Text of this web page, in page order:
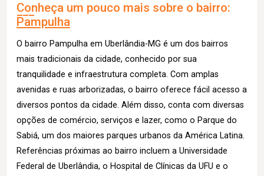
Conheça um pouco mais sobre o bairro:
Pampulha
O bairro Pampulha em Uberlândia-MG é um dos bairros
mais tradicionais da cidade, conhecido por sua
tranquilidade e infraestrutura completa. Com amplas
avenidas e ruas arborizadas, o bairro oferece fácil acesso a
diversos pontos da cidade. Além disso, conta com diversas
opções de comércio, serviços e lazer, como o Parque do
Sabiá, um dos maiores parques urbanos da América Latina.
Referências próximas ao bairro incluem a Universidade
Federal de Uberlândia, o Hospital de Clínicas da UFU e o